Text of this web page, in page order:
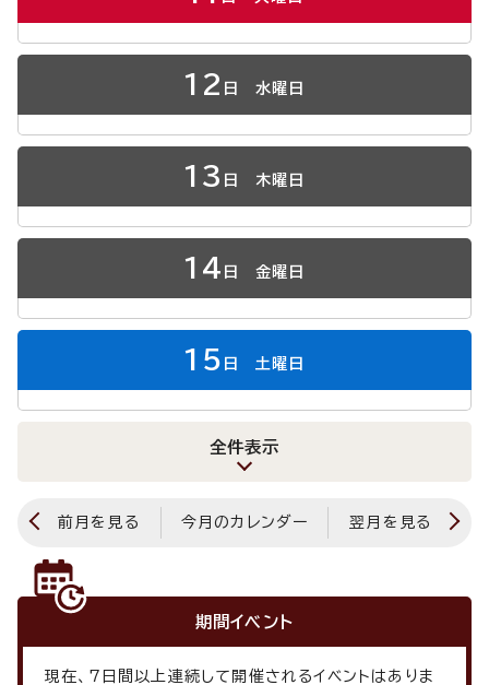
12 日 水曜日
13 日 木曜日
14 日 金曜日
15 日 土曜日
全件表示
前月を見る 今月のカレンダー 翌月を見る
期間イベント
現在、 7 日間以上連続して開催されるイベントはありま